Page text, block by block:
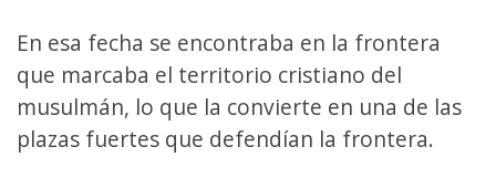
En esa fecha se encontraba en la frontera
que marcaba el territorio cristiano del
musulmán, lo que la convierte en una de las
plazas fuertes que defendían la frontera.